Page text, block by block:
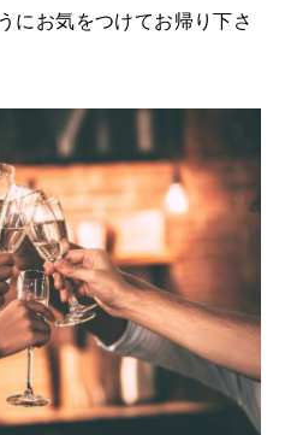
にお気をつけてお帰り下さ